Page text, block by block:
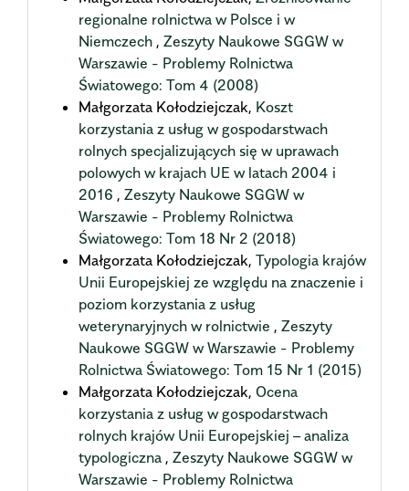
regionalne rolnictwa w Polsce i w
Niemczech , Zeszyty Naukowe SGGW w
Warszawie - Problemy Rolnictwa
Światowego: Tom 4 (2008)
Małgorzata Kołodziejczak, Koszt
korzystania z usług w gospodarstwach
rolnych specjalizujących się w uprawach
polowych w krajach UE w latach 2004 i
2016 , Zeszyty Naukowe SGGW w
Warszawie - Problemy Rolnictwa
Światowego: Tom 18 Nr 2 (2018)
Małgorzata Kołodziejczak, Typologia krajów
Unii Europejskiej ze względu na znaczenie i
poziom korzystania z usług
weterynaryjnych w rolnictwie , Zeszyty
Naukowe SGGW w Warszawie - Problemy
Rolnictwa Światowego: Tom 15 Nr 1 (2015)
Małgorzata Kołodziejczak, Ocena
korzystania z usług w gospodarstwach
rolnych krajów Unii Europejskiej – analiza
typologiczna , Zeszyty Naukowe SGGW w
Warszawie - Problemy Rolnictwa